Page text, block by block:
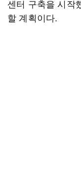
센터 구축을 시작
할 계획이다.